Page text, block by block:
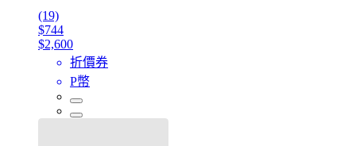
(19)
$744
$2,600
折價券
P幣